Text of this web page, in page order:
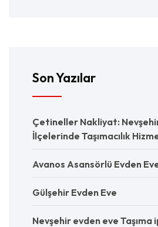
Son Yazılar
Çetineller Nakliyat:
İlçelerinde Taşımacılık
Avanos Asansörlü Evden
Gülşehir Evden Eve
Nevşehir evden eve Taşıma